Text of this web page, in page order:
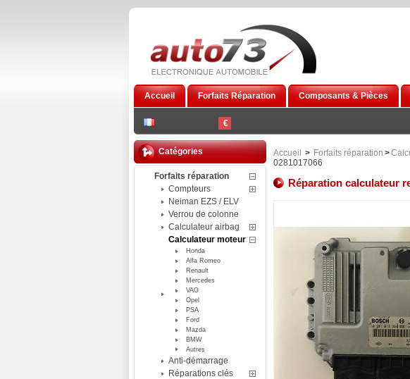
€
Accueil Forfaits Réparation Composants & Pièces
Catégories
Forfaits réparation
Compteurs
Neiman EZS / ELV
Verrou de colonne
Calculateur airbag
Calculateur moteur
Honda
Alfa Romeo
Renault
Mercedes
VAG
Opel
PSA
Ford
Mazda
BMW
Autres
Anti-démarrage
Réparations clés
Accueil > Forfaits réparation >
0281017066
Réparation calculateur